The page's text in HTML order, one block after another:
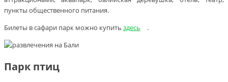
пункты общественного питания.
Билеты в сафари парк можно купить здесь .
Парк птиц